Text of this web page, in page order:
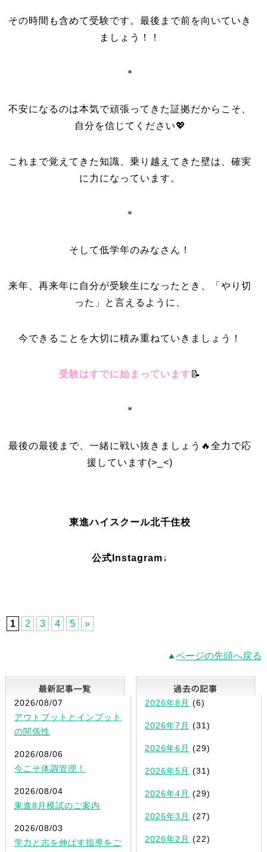
その時間も含めて受験です。最後まで前を向いていき
ましょう！！
＊
不安になるのは本気で頑張ってきた証拠だからこそ、
自分を信じてください💖
これまで覚えてきた知識、乗り越えてきた壁は、確実
に力になっています。
＊
そして低学年のみなさん！
来年、再来年に自分が受験生になったとき、「やり切
った」と言えるように、
今できることを大切に積み重ねていきましょう！
受験はすでに始まっています 📝
＊
最後の最後まで、一緒に戦い抜きましょう🔥全力で応
援しています(>_<)
東進ハイスクール北千住校
公式Instagram↓
1 2 3 4 5 »
ページの先頭へ戻る
最新記事一覧
2026/08/07
アウトプットとインプット
の関係性
2026/08/06
今こそ体調管理！
2026/08/04
東進8月模試のご案内
2026/08/03
学力と志を伸ばす指導をご
2026年8月 (6)
2026年7月 (31)
2026年6月 (29)
2026年5月 (31)
2026年4月 (29)
2026年3月 (27)
2026年2月 (22)